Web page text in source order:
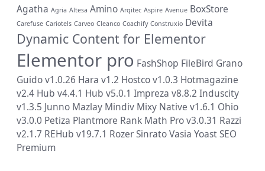
Agatha Agria Altesa Amino Arqitec Aspire Avenue BoxStore
Carefuse Cariotels Carveo Cleanco Coachify Construxio Devita
Dynamic Content for Elementor
Elementor pro FashShop FileBird Grano
Guido v1.0.26 Hara v1.2 Hostco v1.0.3 Hotmagazine
v2.4 Hub v4.4.1 Hub v5.0.1 Impreza v8.8.2 Induscity
v1.3.5 Junno Mazlay Mindiv Mixy Native v1.6.1 Ohio
v3.0.0 Petiza Plantmore Rank Math Pro v3.0.31 Razzi
v2.1.7 REHub v19.7.1 RozerSinratoVasia Yoast SEO
Premium